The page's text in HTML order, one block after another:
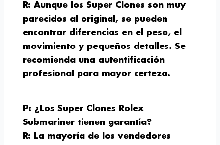
R: Aunque los Super Clones son muy
parecidos al original, se pueden
encontrar diferencias en el peso, el
movimiento y pequeños detalles. Se
recomienda una autentificación
profesional para mayor certeza.
P: ¿Los Super Clones Rolex
Submariner tienen garantía?
R: La mayoría de los vendedores